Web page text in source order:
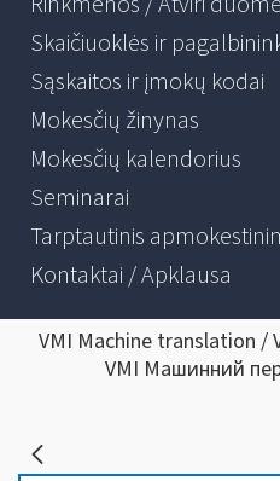
Skaičiuoklės ir
Sąskaitos ir įmokų kodai
Mokesčių žinynas
Mokesčių kalendorius
Seminarai
Tarptautinis
Kontaktai / Apklausa
VMI Machine translation
VMI Машинний